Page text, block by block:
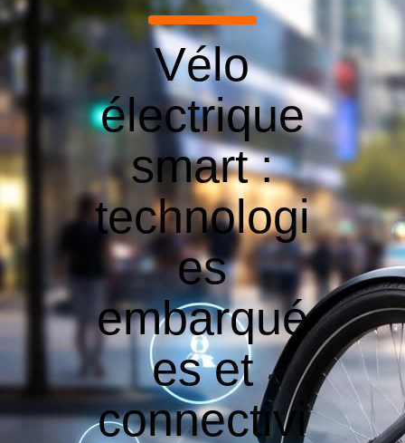
Vélo
électrique
smart :
technologi
es
embarqué
es et
connectivi